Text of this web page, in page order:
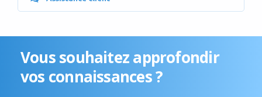
Vous souhaitez approfondir
vos connaissances ?